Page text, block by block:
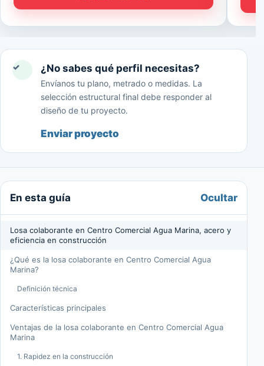
✓ ¿No sabes qué perfil necesitas?
Envíanos tu plano, metrado o medidas. La
selección estructural final debe responder al
diseño de tu proyecto.
Enviar proyecto
En esta guía Ocultar
Losa colaborante en Centro Comercial Agua Marina, acero y
eficiencia en construcción
¿Qué es la losa colaborante en Centro Comercial Agua
Marina?
Definición técnica
Características principales
Ventajas de la losa colaborante en Centro Comercial Agua
Marina
1. Rapidez en la construcción